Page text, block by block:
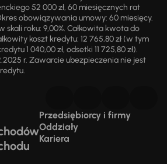
52 000 zł, 60 miesięcznych rat
obowiązywania umowy: 60 miesięcy.
skali roku: 9,00%. Całkowita kwota do
koszt kredytu: 12 765,80 zł (w tym
1 040,00 zł, odsetki 11 725,80 zł).
r. Zawarcie ubezpieczenia nie jest
Przedsiębiorcy i firmy
Oddziały
Kariera